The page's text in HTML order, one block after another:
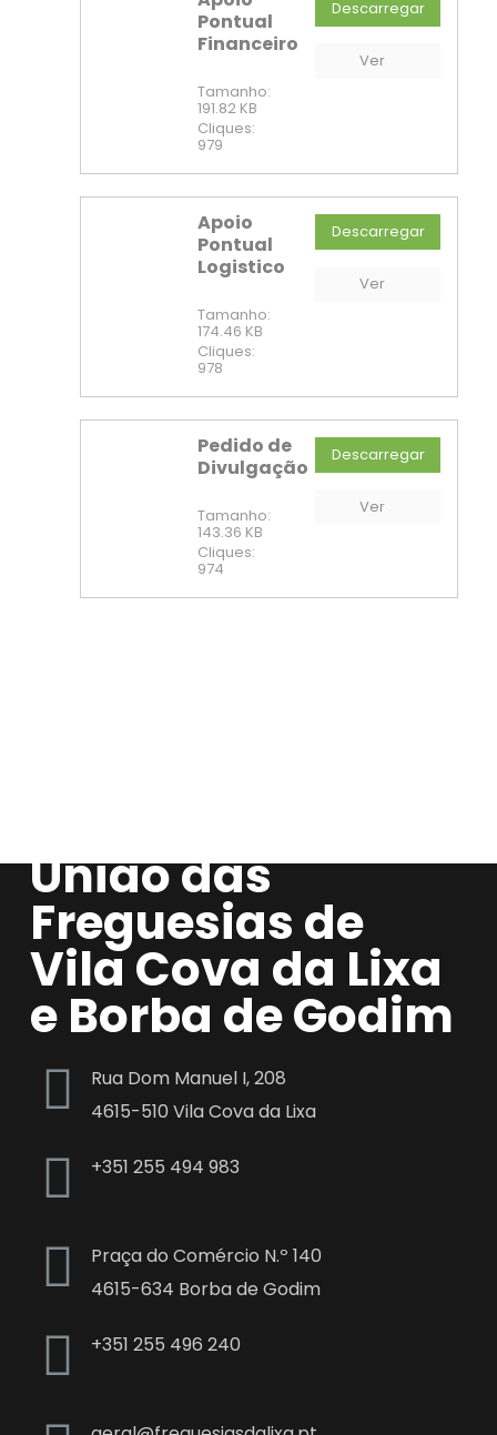
Pontual
Financeiro
Tamanho:
191.82 KB
Cliques:
979
Descarregar
Ver
Apoio
Pontual
Logistico
Tamanho:
174.46 KB
Cliques:
978
Descarregar
Ver
Pedido de
Divulgação
Tamanho:
143.36 KB
Cliques:
974
Descarregar
Ver
União das
Freguesias de
Vila Cova da Lixa
e Borba de Godim
Rua Dom Manuel I, 208
4615-510 Vila Cova da Lixa
+351255 494 983
Praça do Comércio N.º 140
4615-634 Borba de Godim
+351255 496 240